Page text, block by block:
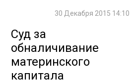
30 Декабря 2015 14:10
Суд за
обналичивание
материнского
капитала